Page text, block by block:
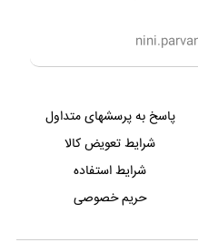
پاسخ به پرسشهای متداول
شرایط تعویض کالا
شرایط استفاده
حریم خصوصی